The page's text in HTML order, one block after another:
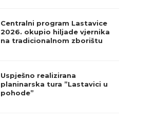
Centralni program Lastavice
2026. okupio hiljade vjernika
na tradicionalnom zborištu
Uspješno realizirana
planinarska tura ”Lastavici u
pohode”